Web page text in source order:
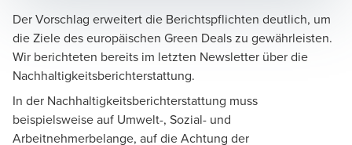
Der Vorschlag erweitert die Berichtspflichten deutlich, um
die Ziele des europäischen Green Deals zu gewährleisten.
Wir berichteten bereits im letzten Newsletter über die
Nachhaltigkeitsberichterstattung.
In der Nachhaltigkeitsberichterstattung muss
beispielsweise auf Umwelt-, Sozial- und
Arbeitnehmerbelange, auf die Achtung der
Andreas Jürgens
Wirtschaftsprüfer, Steuerberater, Geschäftsführer,
Audit & Assurance